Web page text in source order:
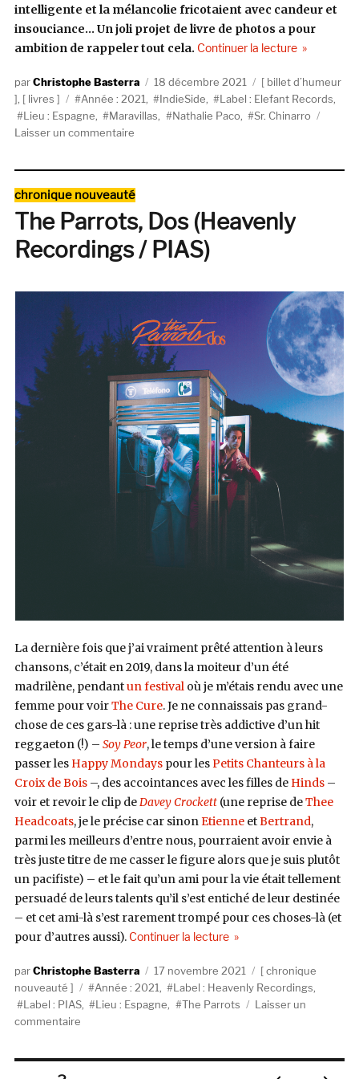
intelligente et la mélancolie fricotaient avec candeur et
insouciance… Un joli projet de livre de photos a pour
ambition de rappeler tout cela. Continuer la lecturede «
AuteurChristophe Basterra
Publié
le
18 décembre 2021 Catégories
billet d’humeur
livres Étiquettes
Année : 2021 IndieSide Label : Elefant Records
Lieu : Espagne
Maravillas Nathalie Paco
Sr. Chinarro
Laisser un commentairesur
Catégories
chronique nouveauté
The Parrots, Dos (Heavenly
Recordings / PIAS)
La dernière fois que j’ai vraiment prêté attention à leurs
chansons, c’était en 2019, dans la moiteur d’un été
madrilène, pendantun festivaloù je m’étais rendu avec une
femme pour voirThe Cure. Je ne connaissais pas grand-
chose de ces gars-là : une reprise très addictive d’un hit
reggaeton (!) – Soy Peor, le temps d’une version à faire
passer les Happy Mondayspour lesPetits Chanteurs à la
Croix de Bois–, des accointances avec les filles de Hinds–
voir et revoir le clip deDavey Crockett(une reprise deThee
Headcoats, je le précise car sinonEtienneetBertrand,
parmi les meilleurs d’entre nous, pourraient avoir envie à
très juste titre de me casser le figure alors que je suis plutôt
un pacifiste) – et le fait qu’un ami pour la vie était tellement
persuadé de leurs talents qu’il s’est entiché de leur destinée
– et cet ami-là s’est rarement trompé pour ces choses-là (et
pour d’autres aussi). Continuer la lecturede « The Parrots, Dos
AuteurChristophe Basterra
Publié
le
17 novembre 2021 Catégories
chronique
nouveauté
Étiquettes
Année : 2021 Label : Heavenly Recordings
Label : PIAS
Lieu : Espagne The Parrots
Laisser un
commentairesur